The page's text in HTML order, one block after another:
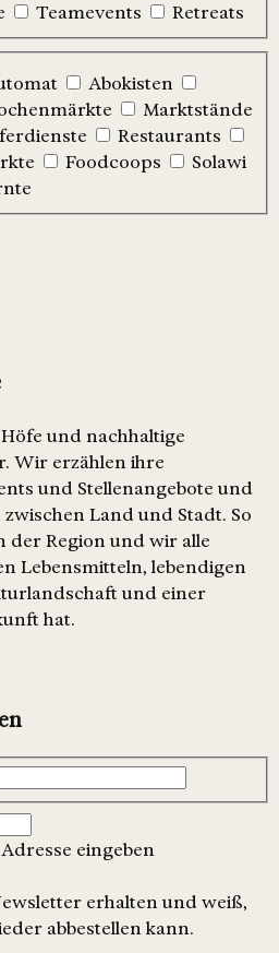
Teamevents
Retreats
Abokisten
Marktstände
Restaurants
Foodcoops
Solawi
und nachhaltige
Wir erzählen ihre
und Stellenangebote und
Land und Stadt. So
der Region und wir alle
Lebensmitteln, lebendigen
und einer
hat.
eingeben
erhalten und weiß,
abbestellen kann.